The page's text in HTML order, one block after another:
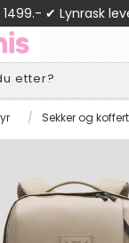
✔ Lynrask
/ Sekker og